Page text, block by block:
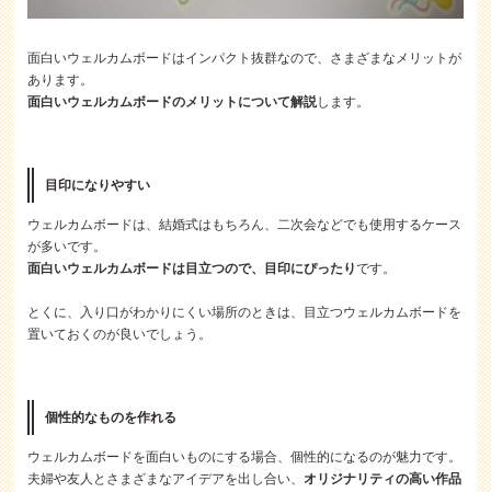
面白いウェルカムボードはインパクト抜群なので、さまざまなメリットが
あります。
面白いウェルカムボードのメリットについて解説します。
目印になりやすい
ウェルカムボードは、結婚式はもちろん、二次会などでも使用するケース
が多いです。
面白いウェルカムボードは目立つので、目印にぴったりです。
とくに、入り口がわかりにくい場所のときは、目立つウェルカムボードを
置いておくのが良いでしょう。
個性的なものを作れる
ウェルカムボードを面白いものにする場合、個性的になるのが魅力です。
夫婦や友人とさまざまなアイデアを出し合い、オリジナリティの高い作品